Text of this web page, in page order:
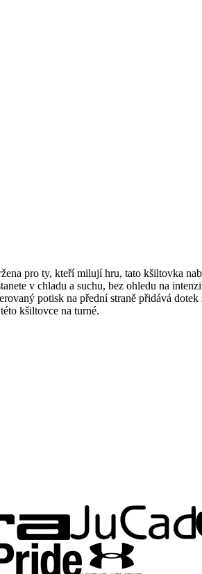
pro ty, kteří milují hru, tato kšiltovka
v chladu a suchu, bez ohledu na
potisk na přední straně přidává
kšiltovce na turné.